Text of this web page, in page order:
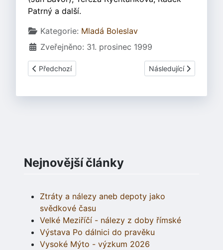
Patrný a další.
Základní údaje
Kategorie: Mladá Boleslav
Zveřejněno: 31. prosinec 1999
Předchozí článek: TOP TEN 6/2000
Předchozí Další článek: Silvestr
Následující
Nejnovější články
Ztráty a nálezy aneb depoty jako
svědkové času
Velké Meziříčí - nálezy z doby římské
Výstava Po dálnici do pravěku
Vysoké Mýto - výzkum 2026